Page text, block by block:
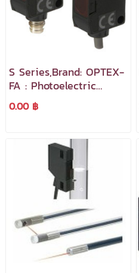
S Series,Brand: OPTEX-
FA : Photoelectric
Sensor ลำตัวขนาดเล็ก
17x10x10 mm.
0.00 ฿